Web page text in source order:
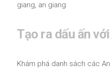
giang, an giang
Tạo ra dấu ấn
Khám phá danh sách các